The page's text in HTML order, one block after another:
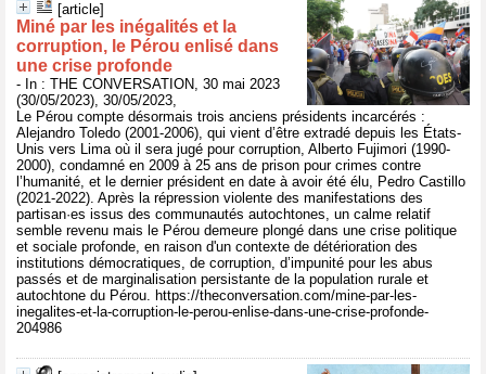
[article]
Miné par les inégalités et la
corruption, le Pérou enlisé dans
une crise profonde
- In : THE CONVERSATION, 30 mai 2023
(30/05/2023), 30/05/2023,
Le Pérou compte désormais trois anciens présidents incarcérés :
Alejandro Toledo (2001-2006), qui vient d’être extradé depuis les États-
Unis vers Lima où il sera jugé pour corruption, Alberto Fujimori (1990-
2000), condamné en 2009 à 25 ans de prison pour crimes contre
l’humanité, et le dernier président en date à avoir été élu, Pedro Castillo
(2021-2022). Après la répression violente des manifestations des
partisan·es issus des communautés autochtones, un calme relatif
semble revenu mais le Pérou demeure plongé dans une crise politique
et sociale profonde, en raison d'un contexte de détérioration des
institutions démocratiques, de corruption, d’impunité pour les abus
passés et de marginalisation persistante de la population rurale et
autochtone du Pérou. https://theconversation.com/mine-par-les-
inegalites-et-la-corruption-le-perou-enlise-dans-une-crise-profonde-
204986